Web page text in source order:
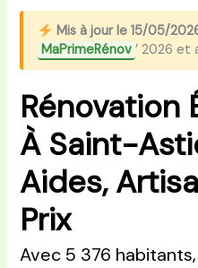
Mis à jour le 15/05/
MaPrimeRénov ’ 2026 et
Rénovation
À Saint-
Aides,
Prix
Avec 5 376